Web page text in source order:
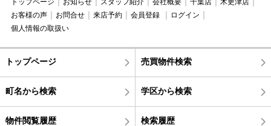
お客様の声
お問合せ 来店予約 会員登録
ログイン
個人情報の取扱い
トップページ 売買物件検索
町名から検索 学区から検索
物件閲覧履歴 検索履歴